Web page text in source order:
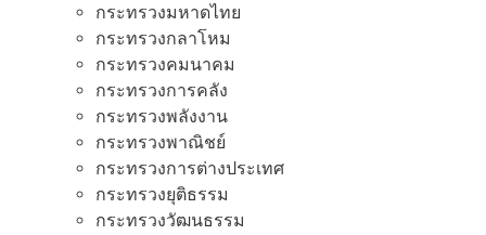
กระทรวงมหาดไทย
กระทรวงกลาโหม
กระทรวงคมนาคม
กระทรวงการคลัง
กระทรวงพลังงาน
กระทรวงพาณิชย์
กระทรวงการต่างประเทศ
กระทรวงยุติธรรม
กระทรวงวัฒนธรรม